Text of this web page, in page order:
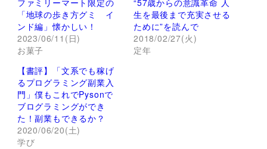
i
t
t
e
r
で
共
有
(
新
し
い
ウ
ィ
ン
ド
ウ
で
開
で
共
有
す
る
に
リ
ッ
ク
し
て
く
だ
さ
い
(
「地球の歩き方グミ イ
ンド編」懐かしい！
2023/06/11(日)
お菓子
生を最後まで充実させる
ために”を読んで
2018/02/27(火)
定年
【書評】「文系でも稼げ
るプログラミング副業入
門」僕もこれでPysonで
ブログラミングができ
た！副業もできるか？
2020/06/20(土)
学び